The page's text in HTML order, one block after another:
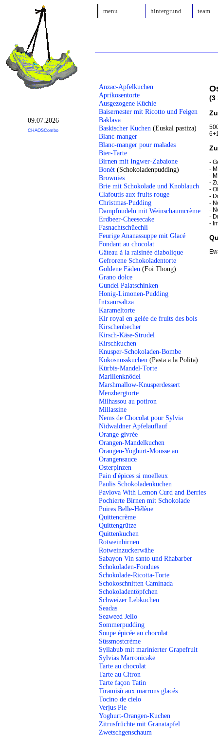
(3
-
-
-
-
-
-
-
-
-
-
Anzac-Apfelkuchen
Aprikosentorte
Ausgezogene Küchle
Baisernester mit Ricotto und Feigen
Baklava
Baskischer Kuchen (Euskal pastiza)
Blanc-manger
Blanc-manger pour malades
Bier-Tarte
Birnen mit Ingwer-Zabaione
Bonèt (Schokoladenpudding)
Brownies
Brie mit Schokolade und Knoblauch
Clafoutis aux fruits rouge
Christmas-Pudding
Dampfnudeln mit Weinschaumcrème
Erdbeer-Cheesecake
Fasnachtschüechli
Feurige Ananassuppe mit Glacé
Fondant au chocolat
Gâteau à la raisinée diabolique
Gefrorene Schokoladentorte
Goldene Fäden (Foi Thong)
Grano dolce
Gundel Palatschinken
Honig-Limonen-Pudding
Intxaursaltza
Karameltorte
Kir royal en gelée de fruits des bois
Kirschenbecher
Kirsch-Käse-Strudel
Kirschkuchen
Knusper-Schokoladen-Bombe
Kokosnusskuchen (Pasta a la Polita)
Kürbis-Mandel-Torte
Marillenknödel
Marshmallow-Knusperdessert
Menzbergtorte
Milhassou au potiron
Millassine
Nems de Chocolat pour Sylvia
Nidwaldner Apfelauflauf
Orange givrée
Orangen-Mandelkuchen
Orangen-Yoghurt-Mousse an
Orangensauce
Osterpinzen
Pain d'épices si moelleux
Paulis Schokoladenkuchen
Pavlova With Lemon Curd and Berries
Pochierte Birnen mit Schokolade
Poires Belle-Hélène
Quittencrème
Quittengrütze
Quittenkuchen
Rotweinbirnen
Rotweinzuckerwähe
Sabayon Vin santo und Rhabarber
Schokoladen-Fondues
Schokolade-Ricotta-Torte
Schokoschnitten Caminada
Schokoladentöpfchen
Schweizer Lebkuchen
Seadas
Seaweed Jello
Sommerpudding
Soupe épicée au chocolat
Süssmostcrème
Syllabub mit marinierter Grapefruit
Sylvias Marronicake
Tarte au chocolat
Tarte au Citron
Tarte façon Tatin
Tiramisù aux marrons glacés
Tocino de cielo
Verjus Pie
Yoghurt-Orangen-Kuchen
Zitrusfrüchte mit Granatapfel
Zwetschgenschaum
09.07.2026
CHAOSCombo
menu hintergrund team